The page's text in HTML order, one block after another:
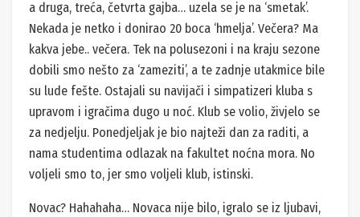
a druga, treća, četvrta gajba… uzela se je na ‘smetak’.
Nekada je netko i donirao 20 boca ‘hmelja’. Večera? Ma
kakva jebe.. večera. Tek na polusezoni i na kraju sezone
dobili smo nešto za ‘zameziti’, a te zadnje utakmice bile
su lude fešte. Ostajali su navijači i simpatizeri kluba s
upravom i igračima dugo u noć. Klub se volio, živjelo se
za nedjelju. Ponedjeljak je bio najteži dan za raditi, a
nama studentima odlazak na fakultet noćna mora. No
voljeli smo to, jer smo voljeli klub, istinski.
Novac? Hahahaha… Novaca nije bilo, igralo se iz ljubavi,